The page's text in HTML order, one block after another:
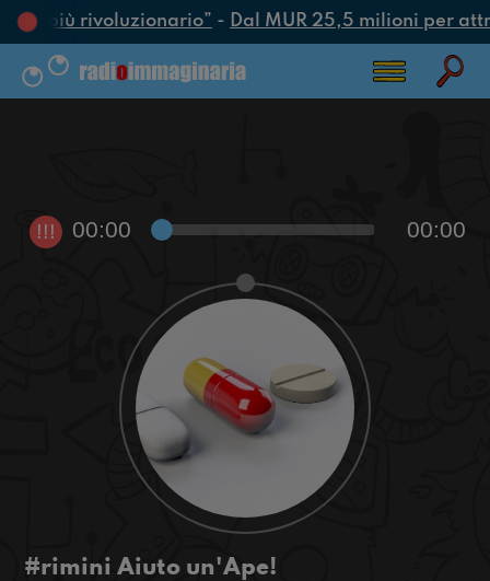
più rivoluzionario”- Dal MUR 25,5 milioni per
!!! 00:00 00:00
#rimini Aiuto un'Ape!